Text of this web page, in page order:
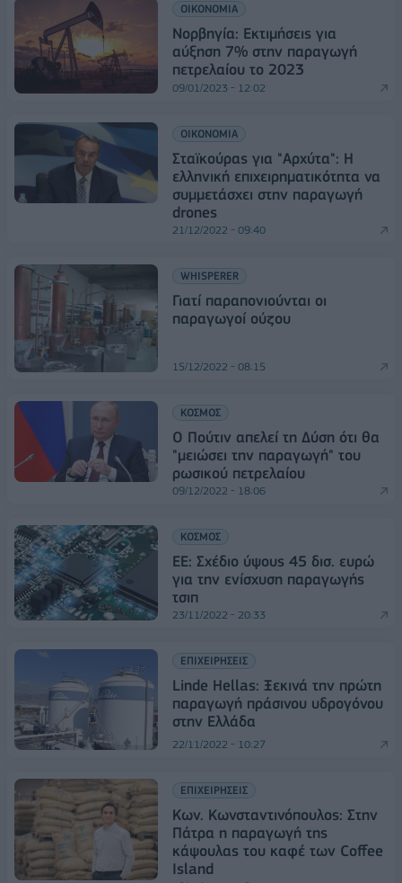
ΟΙΚΟΝΟΜΙΑ
Νορβηγία: Εκτιμήσεις για
αύξηση 7% στην παραγωγή
πετρελαίου το 2023
09/01/2023 - 12:02
ΟΙΚΟΝΟΜΙΑ
Σταϊκούρας για "Αρχύτα": Η
ελληνική επιχειρηματικότητα να
συμμετάσχει στην παραγωγή
drones
21/12/2022 - 09:40
WHISPERER
Γιατί παραπονιούνται οι
παραγωγοί ούζου
15/12/2022 - 08:15
ΚΟΣΜΟΣ
Ο Πούτιν απελεί τη Δύση ότι θα
"μειώσει την παραγωγή" του
ρωσικού πετρελαίου
09/12/2022 - 18:06
ΚΟΣΜΟΣ
ΕΕ: Σχέδιο ύψους 45 δισ. ευρώ
για την ενίσχυση παραγωγής
τσιπ
23/11/2022 - 20:33
ΕΠΙΧΕΙΡΗΣΕΙΣ
Linde Ηellas: Ξεκινά την πρώτη
παραγωγή πράσινου υδρογόνου
στην Ελλάδα
22/11/2022 - 10:27
ΕΠΙΧΕΙΡΗΣΕΙΣ
Κων. Κωνσταντινόπουλος: Στην
Πάτρα η παραγωγή της
κάψουλας του καφέ των Coffee
Island